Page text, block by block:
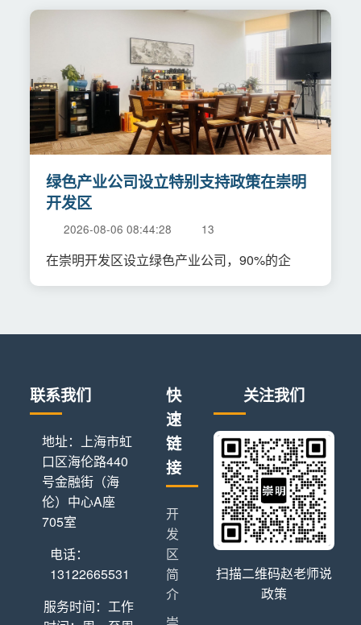
绿色产业公司设立特别支持政策在崇明
开发区
2026-08-06 08:44:28 13
在崇明开发区设立绿色产业公司，90%的企
联系我们
地址：上海市虹
口区海伦路440
号金融街（海
伦）中心A座
705室
电话：
13122665531
服务时间：工作
快
速
链
接
开
发
区
简
介
关注我们
扫描二维码赵老师说
政策